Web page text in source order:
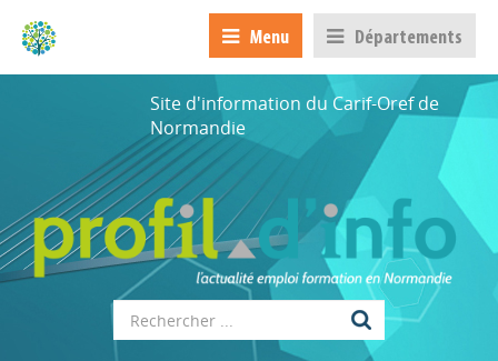
Menu Départements
Site d'information du Carif-Oref de
Normandie